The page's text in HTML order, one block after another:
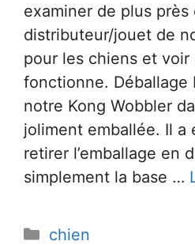
examiner de plus près
distributeur/jouet de
pour les chiens et voir
fonctionne. Déballage
notre Kong Wobbler
joliment emballée. Il a
retirer l’emballage en
simplement la base …
Catégories
chien